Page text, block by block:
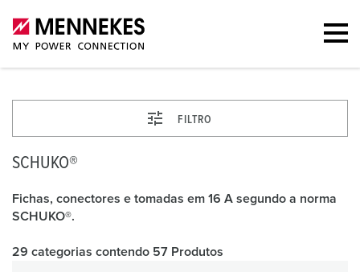
FILTRO
SCHUKO®
Fichas, conectores e tomadas em 16 A segundo a norma
SCHUKO®.
29 categorias contendo 57 Produtos